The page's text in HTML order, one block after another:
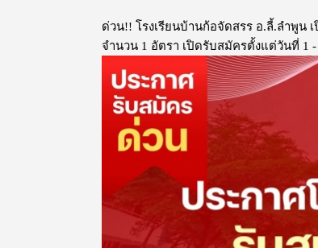
ด่วน!! โรงเรียนบ้านก้อจัดสรร อ.ลี้.ลำพูน
จำนวน 1 อัตรา เปิดรับสมัครตั้งแต่วันที่ 1